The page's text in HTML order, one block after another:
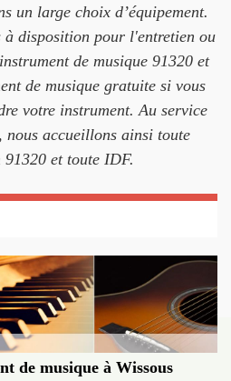
un large choix d’équipement.
à disposition pour l'entretien ou
de musique 91320 et
de musique gratuite si vous
votre instrument. Au service
nous accueillons ainsi toute
91320 et toute IDF.
de musique à Wissous